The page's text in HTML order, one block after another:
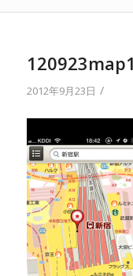
2012年9月23日 /